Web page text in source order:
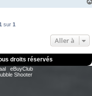
sur 1
Aller à
droits réservés
eBuyClub
Shooter